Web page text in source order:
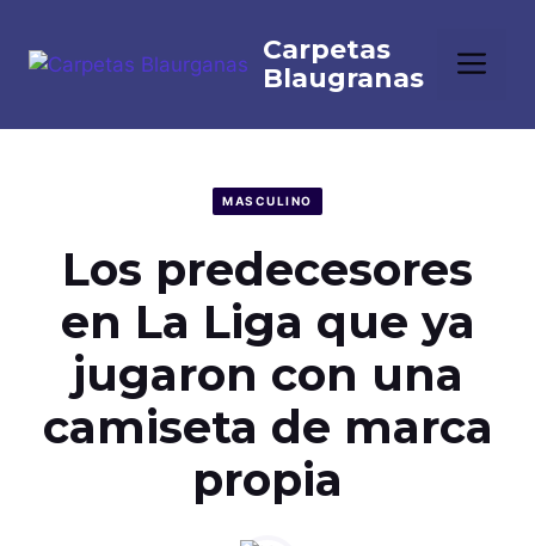
contenido
MASCULINO
Los predecesores
en La Liga que ya
jugaron con una
camiseta de marca
propia